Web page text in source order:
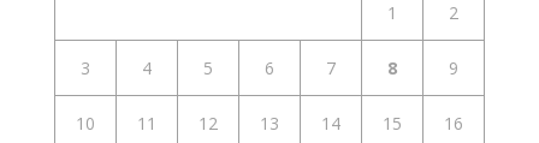
1 2
3 4 5 6 7 8 9
10 11 12 13 14 15 16